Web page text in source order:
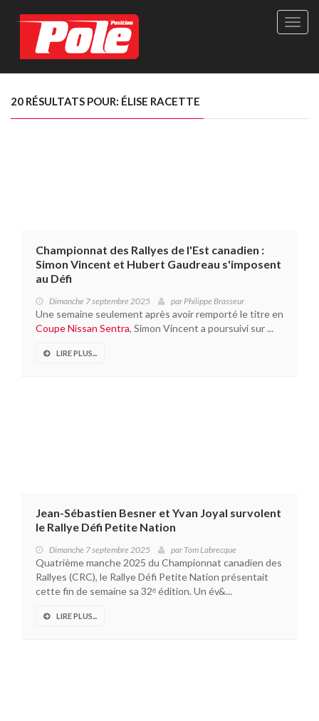
Site
Le
20 RÉSULTATS POUR: ÉLISE RACETTE
Championnat des Rallyes de l'Est canadien :
Simon Vincent et Hubert Gaudreau s'imposent
au Défi
Dimanche 7 septembre 2025 parPhilippe Brasseur
Une semaine seulement après avoir remporté le titre en
Coupe Nissan Sentra, Simon Vincent a poursuivi sur ...
LIRE PLUS...
Jean-Sébastien Besner et Yvan Joyal survolent
le Rallye Défi Petite Nation
Dimanche 7 septembre 2025 par Tom Labrecque
Quatrième manche 2025 du Championnat canadien des
Rallyes (CRC), le Rallye Défi Petite Nation présentait
cette fin de semaine sa 32ᵉ édition. Un év&...
LIRE PLUS...